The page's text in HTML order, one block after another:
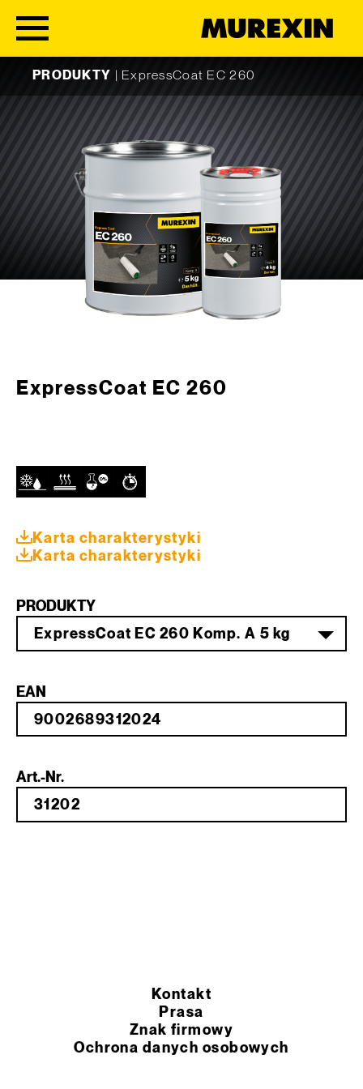
PRODUKTY
ExpressCoat EC 260
ExpressCoat EC 260
Karta charakterystyki
Karta charakterystyki
PRODUKTY
ExpressCoat EC 260 Komp. A 5 kg
EAN
Art.-Nr.
Kontakt
Prasa
Znak firmowy
Ochrona danych osobowych